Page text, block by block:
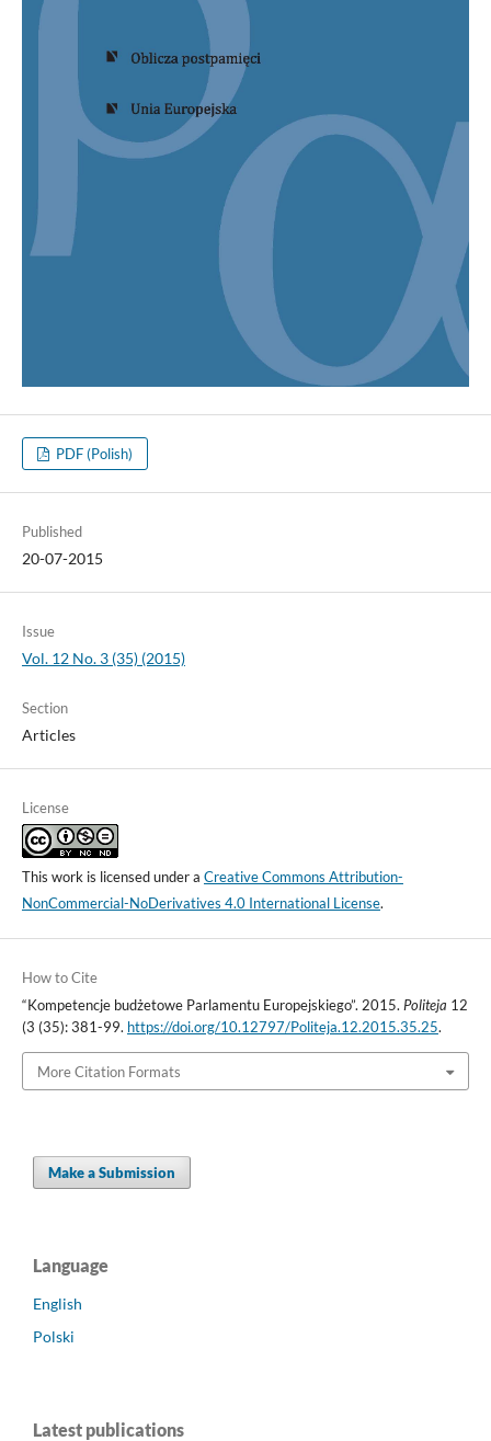
PDF (Polish)
Published
20-07-2015
Issue
Vol. 12 No. 3 (35) (2015)
Section
Articles
License
This work is licensed under a Creative Commons Attribution-
NonCommercial-NoDerivatives 4.0 International License.
How to Cite
“Kompetencje budżetowe Parlamentu Europejskiego”. 2015. Politeja 12
(3 (35): 381-99. https://doi.org/10.12797/Politeja.12.2015.35.25.
More Citation Formats
Make a Submission
Language
English
Polski
Latest publications